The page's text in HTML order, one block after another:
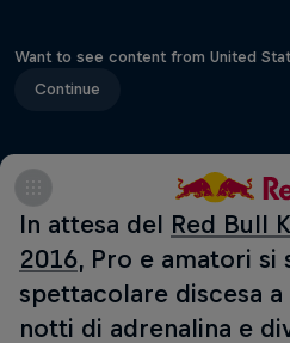
Want to see content from United
Continue
In attesa del Red Bull
2016, Pro e amatori si
spettacolare discesa
notti di adrenalina e